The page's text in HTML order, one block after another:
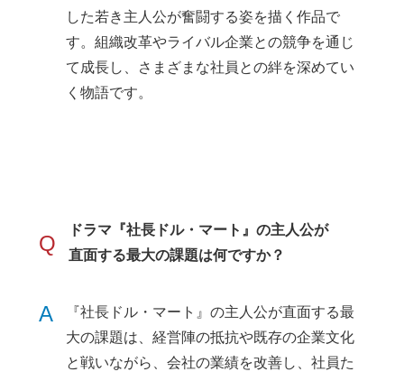
した若き主人公が奮闘する姿を描く作品で
す。組織改革やライバル企業との競争を通じ
て成長し、さまざまな社員との絆を深めてい
く物語です。
Q
ドラマ『社長ドル・マート』の主人公が
直面する最大の課題は何ですか？
A
『社長ドル・マート』の主人公が直面する最
大の課題は、経営陣の抵抗や既存の企業文化
と戦いながら、会社の業績を改善し、社員た